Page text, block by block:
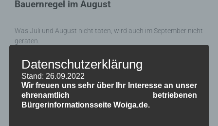
Bauernregel im August
Was Juli und August nicht taten, wird auch im September nicht
geraten.
Neueste Kommentare
WBEbeiÜber uns
Datenschutzerklärung
Stand: 26.09.2022
Wir freuen uns sehr über Ihr Interesse an unser
ehrenamtlich betriebenen
Bürgerinformationsseite Woiga.de.